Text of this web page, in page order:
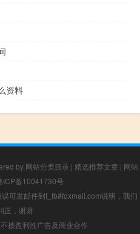
资料
by 网站分类目录 | 精选推荐文章 | 网站
ICP备10041730号
可发邮件到f_fb#foxmail.com说明，我们
正，谢谢
接盈利性广告及商业合作